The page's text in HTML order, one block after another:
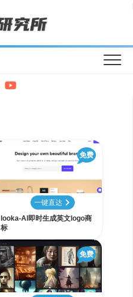
免费
一键直达
looka-AI即时生成英文logo商
标
免费